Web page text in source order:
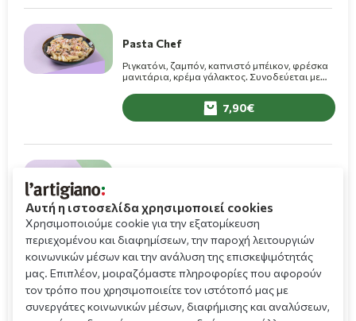
Pasta Chef
Ριγκατόνι, ζαμπόν, καπνιστό μπέικον, φρέσκα
μανιτάρια, κρέμα γάλακτος. Συνοδεύεται με
7,90
Ριγκατόνι, ζαμπόν, σκόρδο, μπούκοβο, σάλτσα
ντομάτας με κρέμα ροζέ. Συνοδεύεται με τυρί
Grana Padano.
7,00
Αυτή η ιστοσελίδα χρησιμοποιεί cookies
Χρησιμοποιούμε cookie για την εξατομίκευση
περιεχομένου και διαφημίσεων, την παροχή λειτουργιών
κοινωνικών μέσων και την ανάλυση της επισκεψιμότητάς
μας. Επιπλέον, μοιραζόμαστε πληροφορίες που αφορούν
τον τρόπο που χρησιμοποιείτε τον ιστότοπό μας με
συνεργάτες κοινωνικών μέσων, διαφήμισης και αναλύσεων,